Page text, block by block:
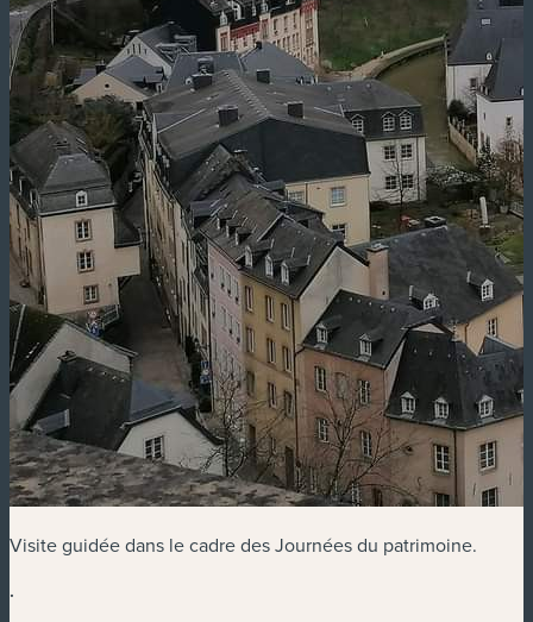
Visite guidée dans le cadre des Journées du patrimoine.
.